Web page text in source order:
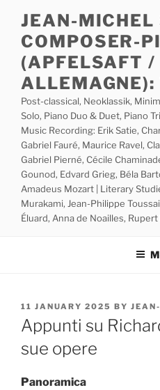
content
JEAN-MICHEL
COMPOSER-
(APFELSAFT /
Post-classical, Neoklassik,
Solo, Piano Duo & Duet, Piano
Music Recording: Erik Satie,
Gabriel Fauré, Maurice Ravel,
Gabriel Pierné, Cécile
Gounod, Edvard Grieg, Béla
Amadeus Mozart | Literary
Murakami, Jean-Philippe
Éluard, Anna de Noailles,
POSTED
ON
11 JANUARY 2025 BY
Appunti su
sue opere
Panoramica